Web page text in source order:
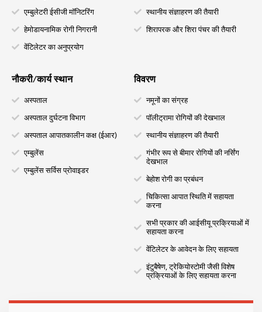
एम्बुलेटरी ईसीजी मॉनिटरिंग
हेमोडायनामिक रोगी निगरानी
वेंटिलेटर का अनुप्रयोग
स्थानीय संज्ञाहरण की तैयारी
शिरापरक और शिरा पंचर की तैयारी
नौकरी/कार्य स्थान
अस्पताल
अस्पताल दुर्घटना विभाग
अस्पताल आपातकालीन कक्ष (ईआर)
एम्बुलेंस
एम्बुलेंस सर्विस प्रोवाइडर
विवरण
नमूनों का संग्रह
पॉलीट्रामा रोगियों की देखभाल
स्थानीय संज्ञाहरण की तैयारी
गंभीर रूप से बीमार रोगियों की नर्सिंग
देखभाल
बेहोश रोगी का प्रबंधन
चिकित्सा आपात स्थिति में सहायता
करना
सभी प्रकार की आईसीयू प्रक्रियाओं में
सहायता करना
वेंटिलेटर के आवेदन के लिए सहायता
इंटुबैषेण, ट्रेकियोस्टोमी जैसी विशेष
प्रक्रियाओं के लिए सहायता करना